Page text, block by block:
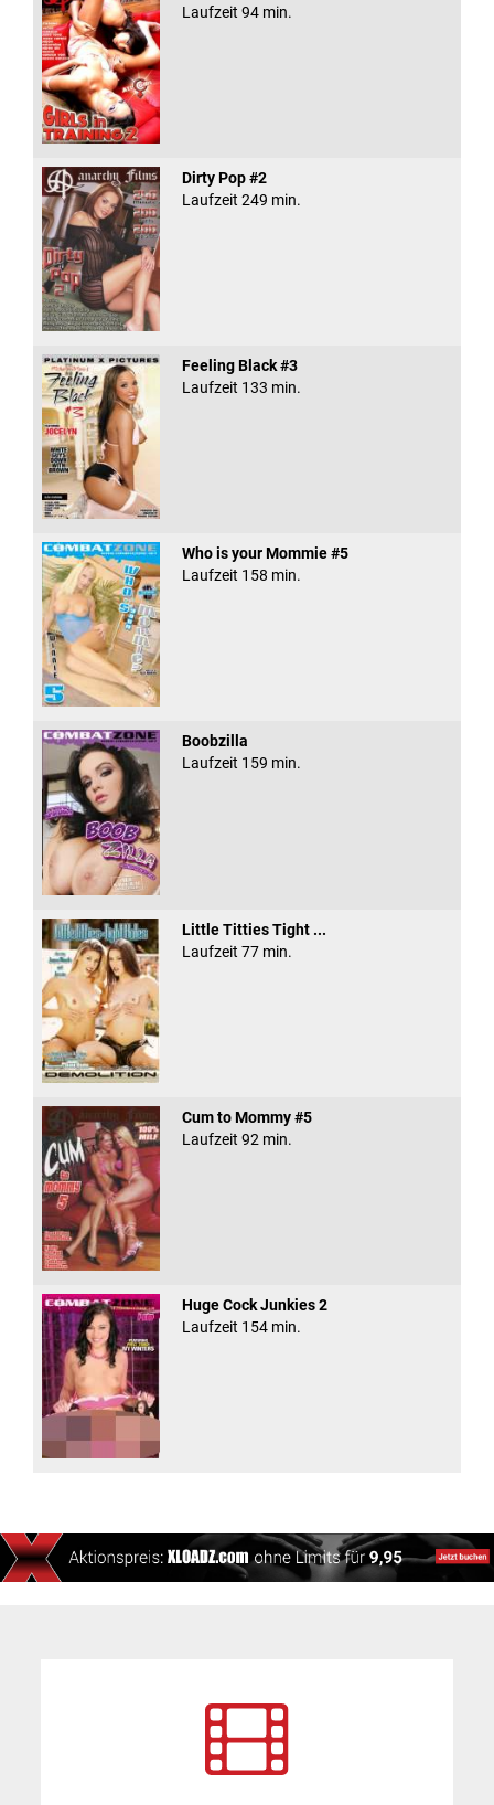
Laufzeit 94 min.
Dirty Pop #2
Laufzeit 249 min.
Feeling Black #3
Laufzeit 133 min.
Who is your Mommie #5
Laufzeit 158 min.
Boobzilla
Laufzeit 159 min.
Little Titties Tight ...
Laufzeit 77 min.
Cum to Mommy #5
Laufzeit 92 min.
Huge Cock Junkies 2
Laufzeit 154 min.